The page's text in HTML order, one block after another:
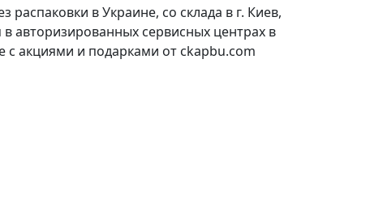
в Украине, со склада в г. Киев,
авторизированных сервисных центрах в
с акциями и подарками от ckapbu.com